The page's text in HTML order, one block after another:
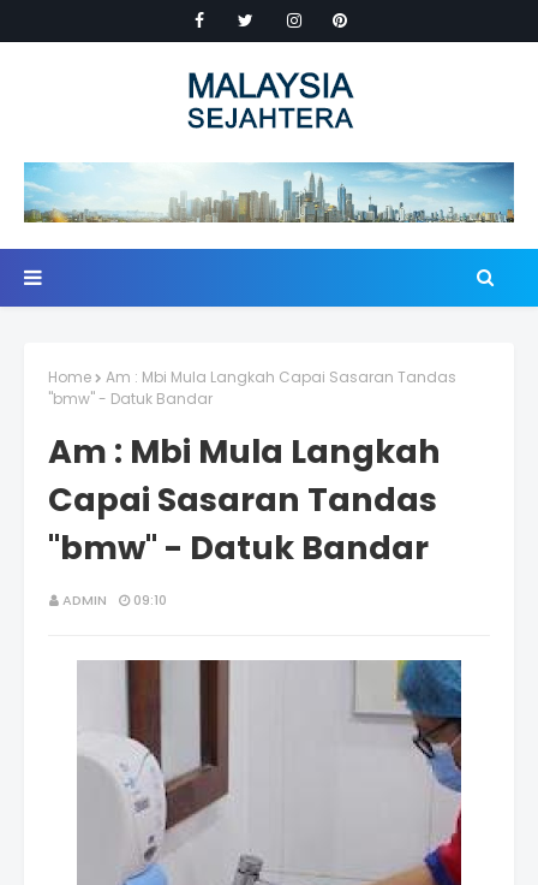
Home
Am : Mbi Mula Langkah Capai Sasaran Tandas
"bmw" - Datuk Bandar
Am : Mbi Mula Langkah
Capai Sasaran Tandas
"bmw" - Datuk Bandar
ADMIN 09:10